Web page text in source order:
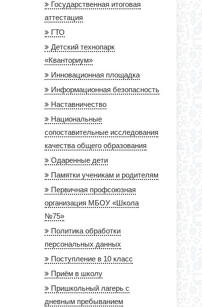
Государственная итоговая
аттестация
ГТО
Детский технопарк
«Кванториум»
Инновационная площадка
Информационная безопасность
Наставничество
Национальные
сопоставительные исследования
качества общего образования
Одаренные дети
Памятки ученикам и родителям
Первичная профсоюзная
организация МБОУ «Школа
№75»
Политика обработки
персональных данных
Поступление в 10 класс
Приём в школу
Пришкольный лагерь с
дневным пребыванием